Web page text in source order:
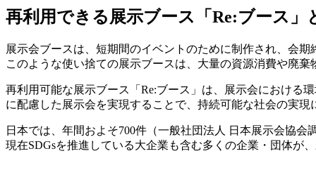
再利用できる展示ブース「Re:ブース」
展示会ブースは、短期間のイベントのために制作され、会
このような使い捨ての展示ブースは、大量の資源消費や廃
再利用可能な展示ブース「Re:ブース」は、展示会における
に配慮した展示会を実現することで、持続可能な社会の実現
日本では、年間およそ700件（一般社団法人 日本展示会協
現在SDGsを推進している大企業も含む多くの企業・団体が